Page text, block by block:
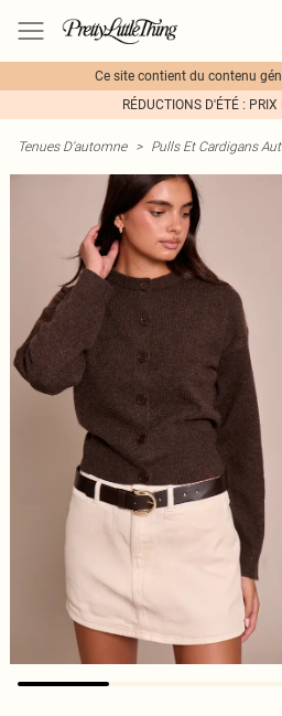
Ce site contient du contenu
RÉDUCTIONS D'ÉTÉ :
Tenues D'automne > Pulls Et Cardigans